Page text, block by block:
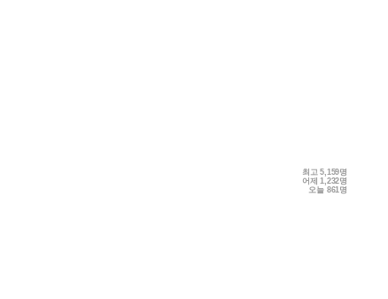
최고5,159명
어제1,232명
오늘 861명